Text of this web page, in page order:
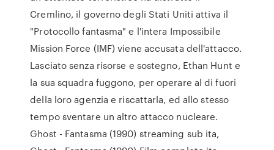
Cremlino, il governo degli Stati Uniti attiva il
"Protocollo fantasma" e l'intera Impossibile
Mission Force (IMF) viene accusata dell'attacco.
Lasciato senza risorse e sostegno, Ethan Hunt e
la sua squadra fuggono, per operare al di fuori
della loro agenzia e riscattarla, ed allo stesso
tempo sventare un altro attacco nucleare.
Ghost - Fantasma (1990) streaming sub ita,